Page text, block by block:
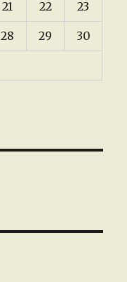
21 22 23
28 29 30